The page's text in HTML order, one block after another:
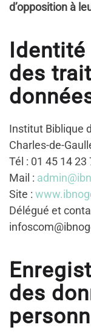
d’opposition à
des
Institut Biblique
Charles-de-
Tél : 01 45 14 23
Mail :
Site :
Délégué et
des